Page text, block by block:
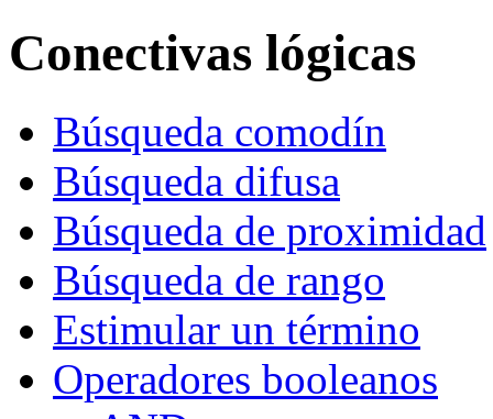
Conectivas lógicas
Búsqueda comodín
Búsqueda difusa
Búsqueda de proximidad
Búsqueda de rango
Estimular un término
Operadores booleanos